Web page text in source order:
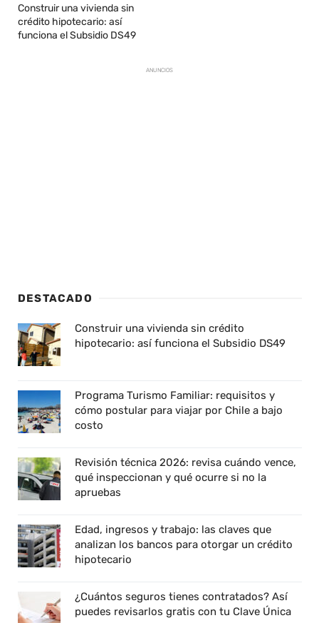
Construir una vivienda sin
crédito hipotecario: así
funciona el Subsidio DS49
ANUNCIOS
DESTACADO
Construir una vivienda sin crédito
hipotecario: así funciona el Subsidio DS49
Programa Turismo Familiar: requisitos y
cómo postular para viajar por Chile a bajo
costo
Revisión técnica 2026: revisa cuándo vence,
qué inspeccionan y qué ocurre si no la
apruebas
Edad, ingresos y trabajo: las claves que
analizan los bancos para otorgar un crédito
hipotecario
¿Cuántos seguros tienes contratados? Así
puedes revisarlos gratis con tu Clave Única